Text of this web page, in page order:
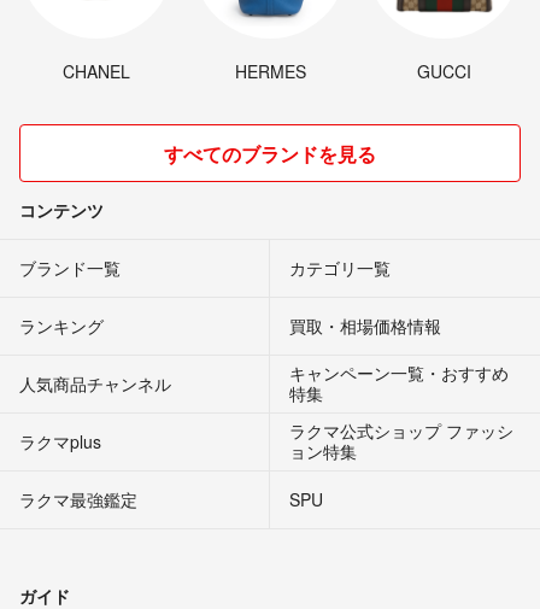
CHANEL HERMES GUCCI
すべてのブランドを見る
コンテンツ
ブランド一覧 カテゴリ一覧
ランキング 買取・相場価格情報
人気商品チャンネル
キャンペーン一覧・おすすめ
特集
ラクマplus
ラクマ公式ショップ ファッシ
ョン特集
ラクマ最強鑑定
SPU
ガイド